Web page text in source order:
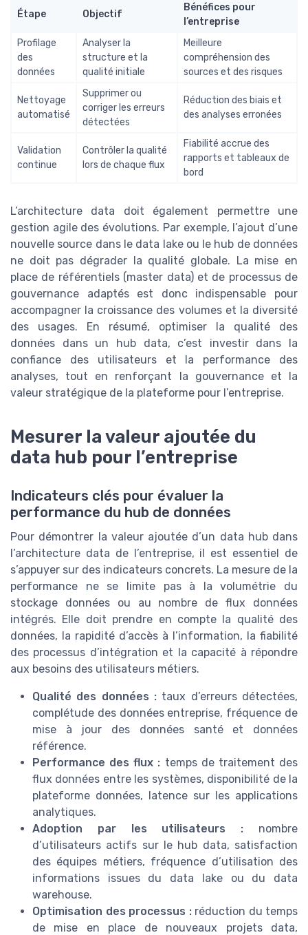
Étape Objectif
Bénéfices pour
l’entreprise
Profilage
des
données
Analyser la
structure et la
qualité initiale
Meilleure
compréhension des
sources et des risques
Nettoyage
automatisé
Supprimer ou
corriger les erreurs
détectées
Réduction des biais et
des analyses erronées
Validation
continue
Contrôler la qualité
lors de chaque flux
Fiabilité accrue des
rapports et tableaux de
bord
L’architecture data doit également permettre une
gestion agile des évolutions. Par exemple, l’ajout d’une
nouvelle source dans le data lake ou le hub de données
ne doit pas dégrader la qualité globale. La mise en
place de référentiels (master data) et de processus de
gouvernance adaptés est donc indispensable pour
accompagner la croissance des volumes et la diversité
des usages. En résumé, optimiser la qualité des
données dans un hub data, c’est investir dans la
confiance des utilisateurs et la performance des
analyses, tout en renforçant la gouvernance et la
valeur stratégique de la plateforme pour l’entreprise.
Mesurer la valeur ajoutée du
data hub pour l’entreprise
Indicateurs clés pour évaluer la
performance du hub de données
Pour démontrer la valeur ajoutée d’un data hub dans
l’architecture data de l’entreprise, il est essentiel de
s’appuyer sur des indicateurs concrets. La mesure de la
performance ne se limite pas à la volumétrie du
stockage données ou au nombre de flux données
intégrés. Elle doit prendre en compte la qualité des
données, la rapidité d’accès à l’information, la fiabilité
des processus d’intégration et la capacité à répondre
aux besoins des utilisateurs métiers.
Qualité des données : taux d’erreurs détectées,
complétude des données entreprise, fréquence de
mise à jour des données santé et données
référence.
Performance des flux : temps de traitement des
flux données entre les systèmes, disponibilité de la
plateforme données, latence sur les applications
analytiques.
Adoption par les utilisateurs : nombre
d’utilisateurs actifs sur le hub data, satisfaction
des équipes métiers, fréquence d’utilisation des
informations issues du data lake ou du data
warehouse.
Optimisation des processus :réduction du temps
de mise en place de nouveaux projets data,